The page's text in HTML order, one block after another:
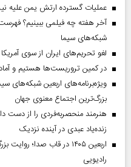
عملیات گسترده ارتش یمن علیه
آخر هفته چه فیلمی ببینیم؟
شبکه‌های سیما
لغو تحریم‌های ایران از سوی
در کمین تروریست‌ها هستیم و
ویژه‌برنامه‌های اربعین شبکه‌های
بزرگ‌ترین اجتماع معنوی جهان
زنده‌یاد عبدی در آینده نزدیک
اربعین ۱۴۰۵ در قاب صدا؛
رادیویی